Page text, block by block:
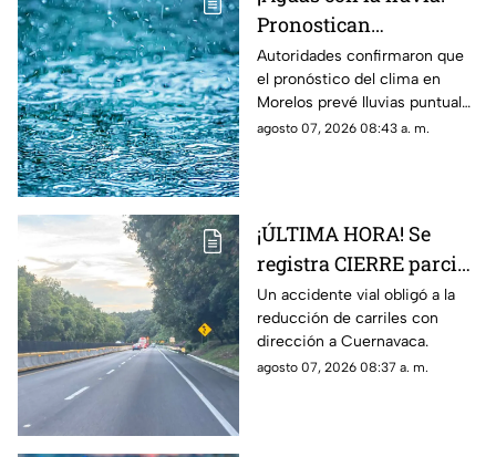
Pronostican
precipitaciones muy
fuertes en Morelos
HOY; Lista de
municipios más
Autoridades confirmaron que
el pronóstico del clima en
Morelos prevé lluvias puntuales
muy fuertes de 50 a 75 mm
agosto 07, 2026 08:43 a. m.
¡ÚLTIMA HORA! Se
registra CIERRE parcial
en la autopista México-
Cuernavaca; esto pasó
Un accidente vial obligó a la
reducción de carriles con
dirección a Cuernavaca.
agosto 07, 2026 08:37 a. m.